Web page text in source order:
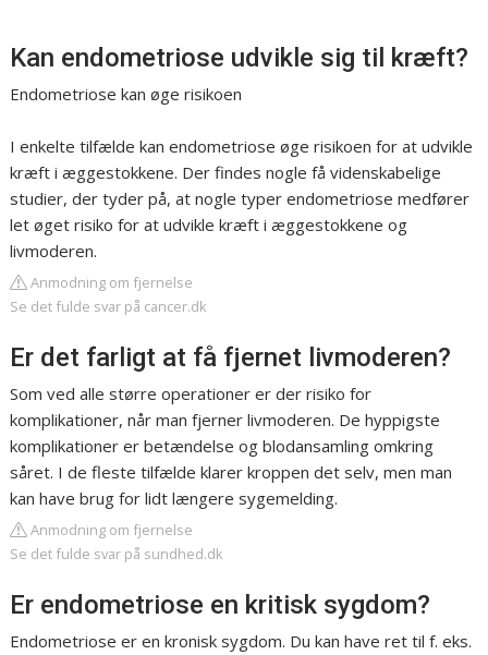
Kan endometriose udvikle sig til kræft?
Endometriose kan øge risikoen
I enkelte tilfælde kan endometriose øge risikoen for at udvikle
kræft i æggestokkene. Der findes nogle få videnskabelige
studier, der tyder på, at nogle typer endometriose medfører
let øget risiko for at udvikle kræft i æggestokkene og
livmoderen.
Anmodning om fjernelse
Se det fulde svar på cancer.dk
Er det farligt at få fjernet livmoderen?
Som ved alle større operationer er der risiko for
komplikationer, når man fjerner livmoderen. De hyppigste
komplikationer er betændelse og blodansamling omkring
såret. I de fleste tilfælde klarer kroppen det selv, men man
kan have brug for lidt længere sygemelding.
Anmodning om fjernelse
Se det fulde svar på sundhed.dk
Er endometriose en kritisk sygdom?
Endometriose er en kronisk sygdom. Du kan have ret til f. eks.